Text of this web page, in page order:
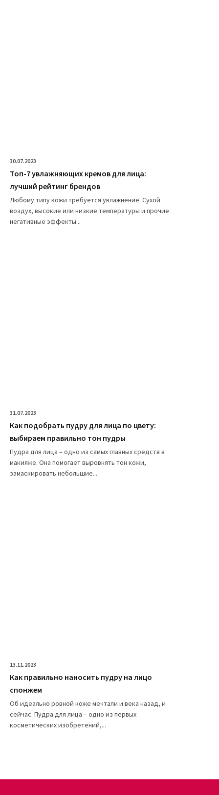
30.07.2023
Топ-7 увлажняющих кремов для лица:
лучший рейтинг брендов
Любому типу кожи требуется увлажнение. Сухой
воздух, высокие или низкие температуры и прочие
негативные эффекты...
31.07.2023
Как подобрать пудру для лица по цвету:
выбираем правильно тон пудры
Пудра для лица – одно из самых главных средств в
макияже. Она помогает выровнять тон кожи,
замаскировать небольшие...
13.11.2023
Как правильно наносить пудру на лицо
спонжем
Об идеально ровной коже мечтали и века назад, и
сейчас. Пудра для лица – одно из первых
косметических изобретений,...